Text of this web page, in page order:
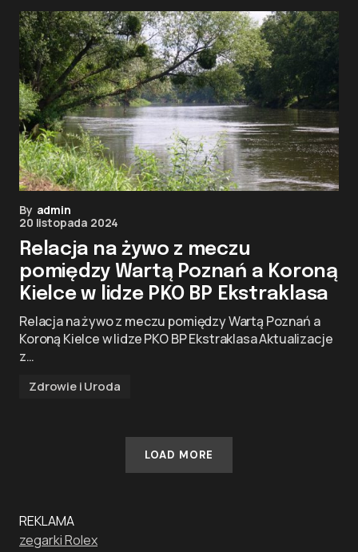
By admin
20 listopada 2024
Relacja na żywo z meczu
pomiędzy Wartą Poznań a Koroną
Kielce w lidze PKO BP Ekstraklasa
Relacja na żywo z meczu pomiędzy Wartą Poznań a
Koroną Kielce w lidze PKO BP Ekstraklasa Aktualizacje
z…
Zdrowie i Uroda
LOAD MORE
REKLAMA
zegarki Rolex